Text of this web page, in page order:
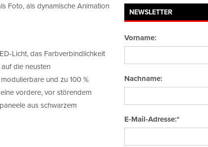
Foto, als dynamische Animation
Licht, das Farbverbindlichkeit
die neusten
und zu 100 %
vordere, vor störendem
aus schwarzem
NEWSLETTER
Vorname:
Nachname:
E-Mail-Adresse:*